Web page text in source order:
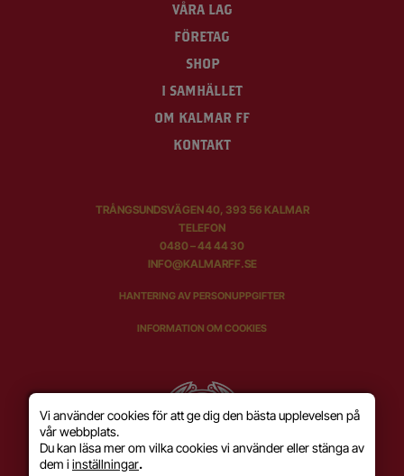
VÅRA LAG
FÖRETAG
SHOP
I SAMHÄLLET
OM KALMAR FF
KONTAKT
TRÅNGSUNDSVÄGEN 40, 393 56 KALMAR
TELEFON
0480 – 44 44 30
INFO@KALMARFF.SE
HANTERING AV PERSONUPPGIFTER
INFORMATION OM COOKIES
Vi använder cookies för att ge dig den bästa upplevelsen på
vår webbplats.
Du kan läsa mer om vilka cookies vi använder eller stänga av
dem i inställningar.